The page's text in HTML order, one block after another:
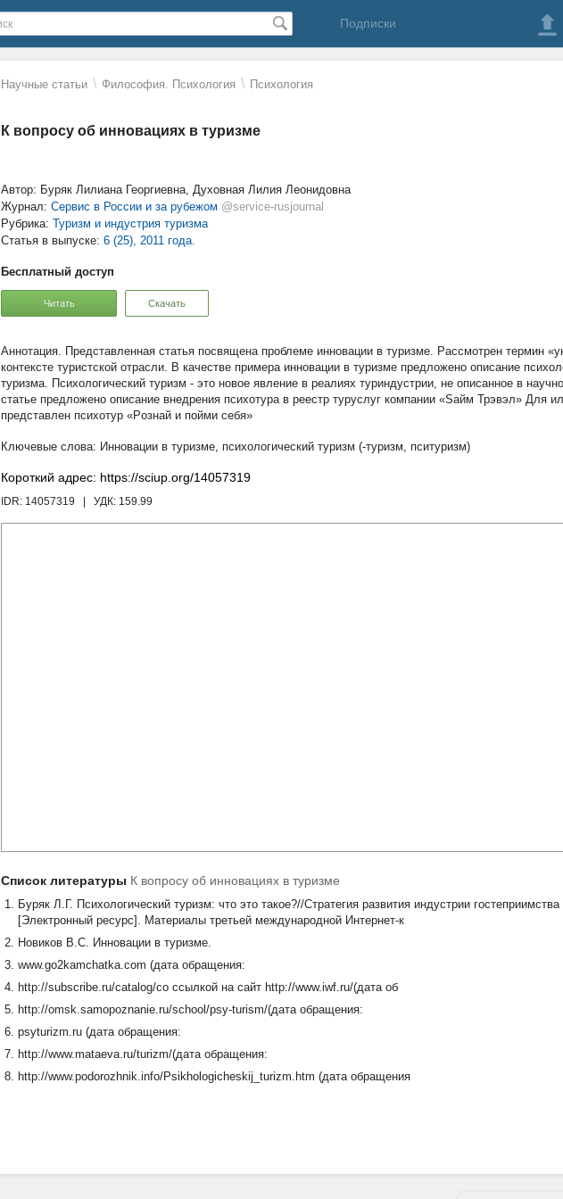
Подписки
Научные статьи \ Философия. Психология \ Психология
К вопросу об инновациях в туризме
Автор: Буряк Лилиана Георгиевна, Духовная Лилия Леонидовна
Журнал: Сервис в России и за рубежом @service-rusjournal
Рубрика: Туризм и индустрия туризма
Статья в выпуске: 6 (25), 2011 года.
Бесплатный доступ
Читать Скачать
Представленная статья посвящена проблеме инновации в туризме. Рассмотрен термин
контексте туристской отрасли. В качестве примера инновации в туризме предложено описание
туризма. Психологический туризм - это новое явление в реалиях туриндустрии, не описанное в
статье предложено описание внедрения психотура в реестр туруслуг компании «Sайм Трэвэл» Для
представлен психотур «Pознай и пойми себя»
Инновации в туризме, психологический туризм (-туризм, пситуризм)
Короткий адрес: https://sciup.org/14057319
IDR: 14057319 | УДК: 159.99
Список литературы К вопросу об инновациях в туризме
Буряк Л.Г. Психологический туризм: что это такое?//Стратегия развития индустрии
[Электронный ресурс]. Материалы третьей международной Интернет-к
Новиков В.С. Инновации в туризме.
www.go2kamchatka.com (дата обращения:
http://subscribe.ru/catalog/со ссылкой на сайт http://www.iwf.ru/(дата об
http://omsk.samopoznanie.ru/school/psy-turism/(дата обращения:
psyturizm.ru (дата обращения:
http://www.mataeva.ru/turizm/(дата обращения:
http://www.podorozhnik.info/Psikhologicheskij_turizm.htm (дата обращения